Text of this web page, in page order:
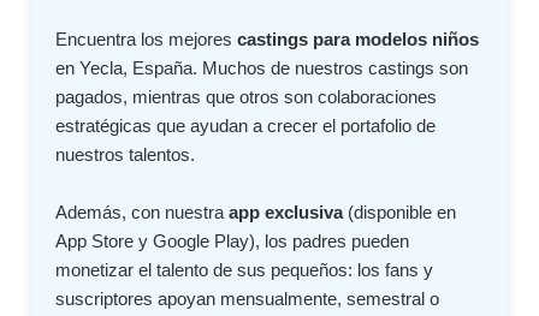
Encuentra los mejorescastings para modelos niños
en Yecla, España. Muchos de nuestros castings son
pagados, mientras que otros son colaboraciones
estratégicas que ayudan a crecer el portafolio de
nuestros talentos.
Además, con nuestraapp exclusiva(disponible en
App Store y Google Play), los padres pueden
monetizar el talento de sus pequeños: los fans y
suscriptores apoyan mensualmente, semestral o